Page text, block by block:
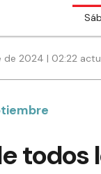
2024 | 02:22
todos